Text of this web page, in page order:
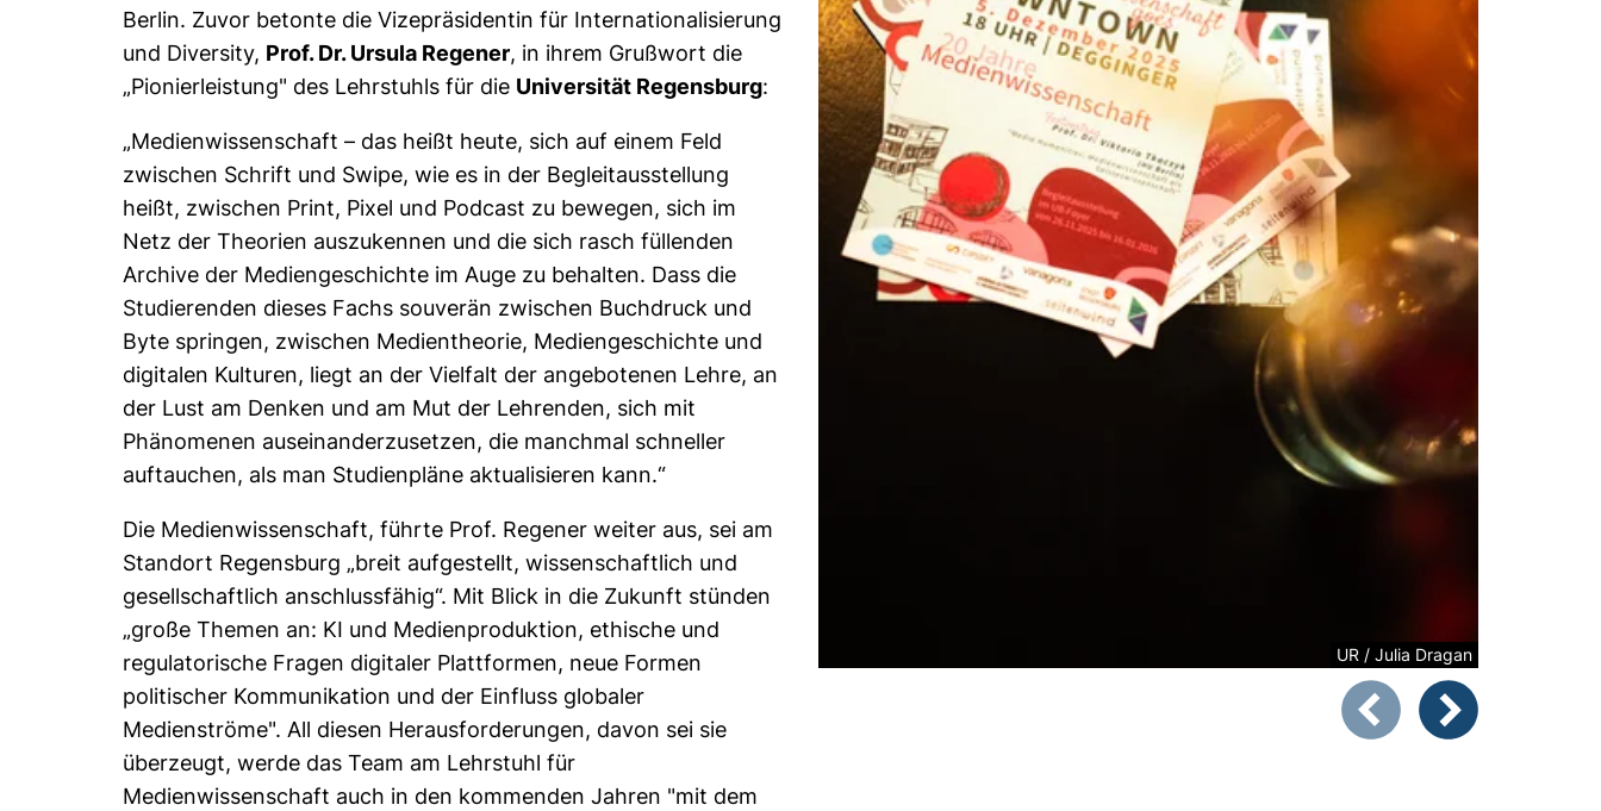
Berlin. Zuvor betonte die Vizepräsidentin für Internationalisierung
und Diversity, Prof. Dr. Ursula Regener, in ihrem Grußwort die
„Pionierleistung" des Lehrstuhls für die Universität Regensburg:
„Medienwissenschaft – das heißt heute, sich auf einem Feld
zwischen Schrift und Swipe, wie es in der Begleitausstellung
heißt, zwischen Print, Pixel und Podcast zu bewegen, sich im
Netz der Theorien auszukennen und die sich rasch füllenden
Archive der Mediengeschichte im Auge zu behalten. Dass die
Studierenden dieses Fachs souverän zwischen Buchdruck und
Byte springen, zwischen Medientheorie, Mediengeschichte und
digitalen Kulturen, liegt an der Vielfalt der angebotenen Lehre, an
der Lust am Denken und am Mut der Lehrenden, sich mit
Phänomenen auseinanderzusetzen, die manchmal schneller
auftauchen, als man Studienpläne aktualisieren kann.“
Die Medienwissenschaft, führte Prof. Regener weiter aus, sei am
Standort Regensburg „breit aufgestellt, wissenschaftlich und
gesellschaftlich anschlussfähig“. Mit Blick in die Zukunft stünden
„große Themen an: KI und Medienproduktion, ethische und
regulatorische Fragen digitaler Plattformen, neue Formen
politischer Kommunikation und der Einfluss globaler
Medienströme". All diesen Herausforderungen, davon sei sie
überzeugt, werde das Team am Lehrstuhl für
Medienwissenschaft auch in den kommenden Jahren "mit dem
UR / Julia Dragan
Zeigt Folie 1 von 5